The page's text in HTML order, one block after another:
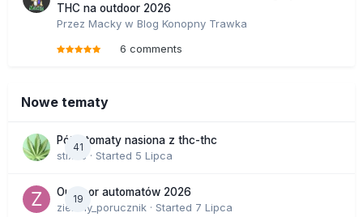
THC na outdoor 2026
Przez Macky w Blog Konopny Trawka
6 comments
Nowe tematy
41
Półautomaty nasiona z thc-thc
stix33 · Started 5 Lipca
19
Outdoor automatów 2026
zielony_porucznik · Started 7 Lipca